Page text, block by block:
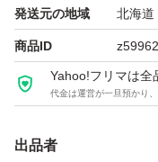
発送元の地域 北海道
商品ID
Yahoo!フリマは全
代金は運営が一旦預かり
出品者